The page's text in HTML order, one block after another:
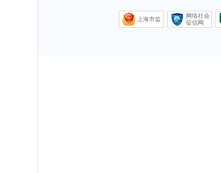
上海市监
网络社会
征信网